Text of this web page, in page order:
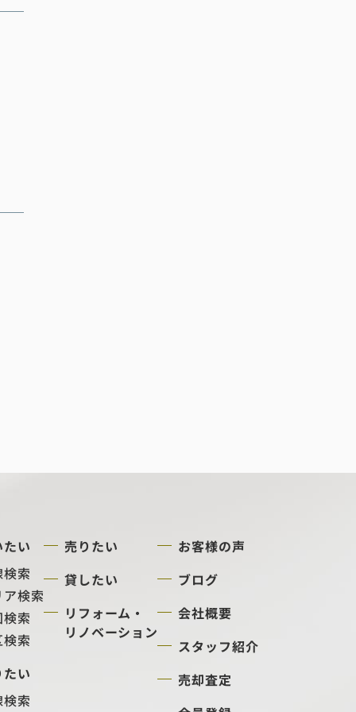
い
索
ア検索
索
索
い
索
売りたい
貸したい
リフォーム・
リノベーション
お客様の声
ブログ
会社概要
スタッフ紹介
売却査定